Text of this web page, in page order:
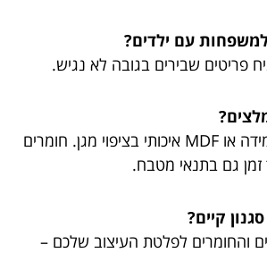
עם ילדים?
פריטים שבירים בגובה לא נגיש.
עץ מלא, מתכת עמידה או MDF איכותי בציפוי מגן. חומרים
זמן גם בתנאי מטבח.
קיים?
והחומרים לפלטת העיצוב שלכם –